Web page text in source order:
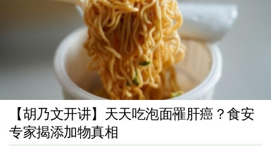
【胡乃文开讲】天天吃泡面罹肝癌？食安
专家揭添加物真相